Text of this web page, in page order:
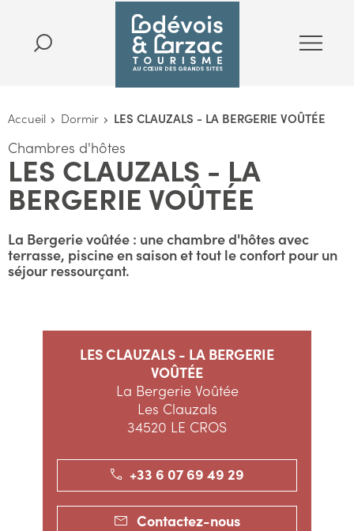
Accueil Dormir LES CLAUZALS - LA BERGERIE VOÛTÉE
Chambres d'hôtes
LES CLAUZALS - LA
BERGERIE VOÛTÉE
La Bergerie voûtée : une chambre d'hôtes avec
terrasse, piscine en saison et tout le confort pour un
séjour ressourçant.
LES CLAUZALS - LA BERGERIE
VOÛTÉE
La Bergerie Voûtée
Les Clauzals
34520 LE CROS
+33 6 07 69 49 29
Contactez-nous